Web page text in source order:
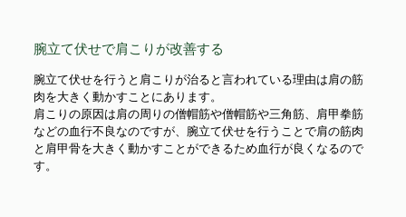
腕立て伏せで肩こりが改善する
腕立て伏せを行うと肩こりが治ると言われている理由は肩の筋
肉を大きく動かすことにあります。
肩こりの原因は肩の周りの僧帽筋や僧帽筋や三角筋、肩甲拳筋
などの血行不良なのですが、腕立て伏せを行うことで肩の筋肉
と肩甲骨を大きく動かすことができるため血行が良くなるので
す。